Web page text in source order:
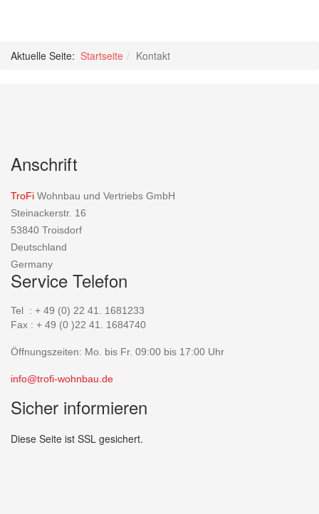
Aktuelle Seite: Startseite Kontakt
Anschrift
TroFi Wohnbau und Vertriebs GmbH
Steinackerstr. 16
53840 Troisdorf
Deutschland
Germany
Service Telefon
Tel : + 49 (0) 22 41. 1681233
Fax : + 49 (0 )22 41. 1684740
Öffnungszeiten: Mo. bis Fr. 09:00 bis 17:00 Uhr
info@trofi-wohnbau.de
Sicher informieren
Diese Seite ist SSL gesichert.